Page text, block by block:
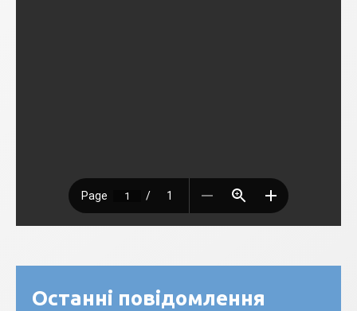
Останні повідомлення